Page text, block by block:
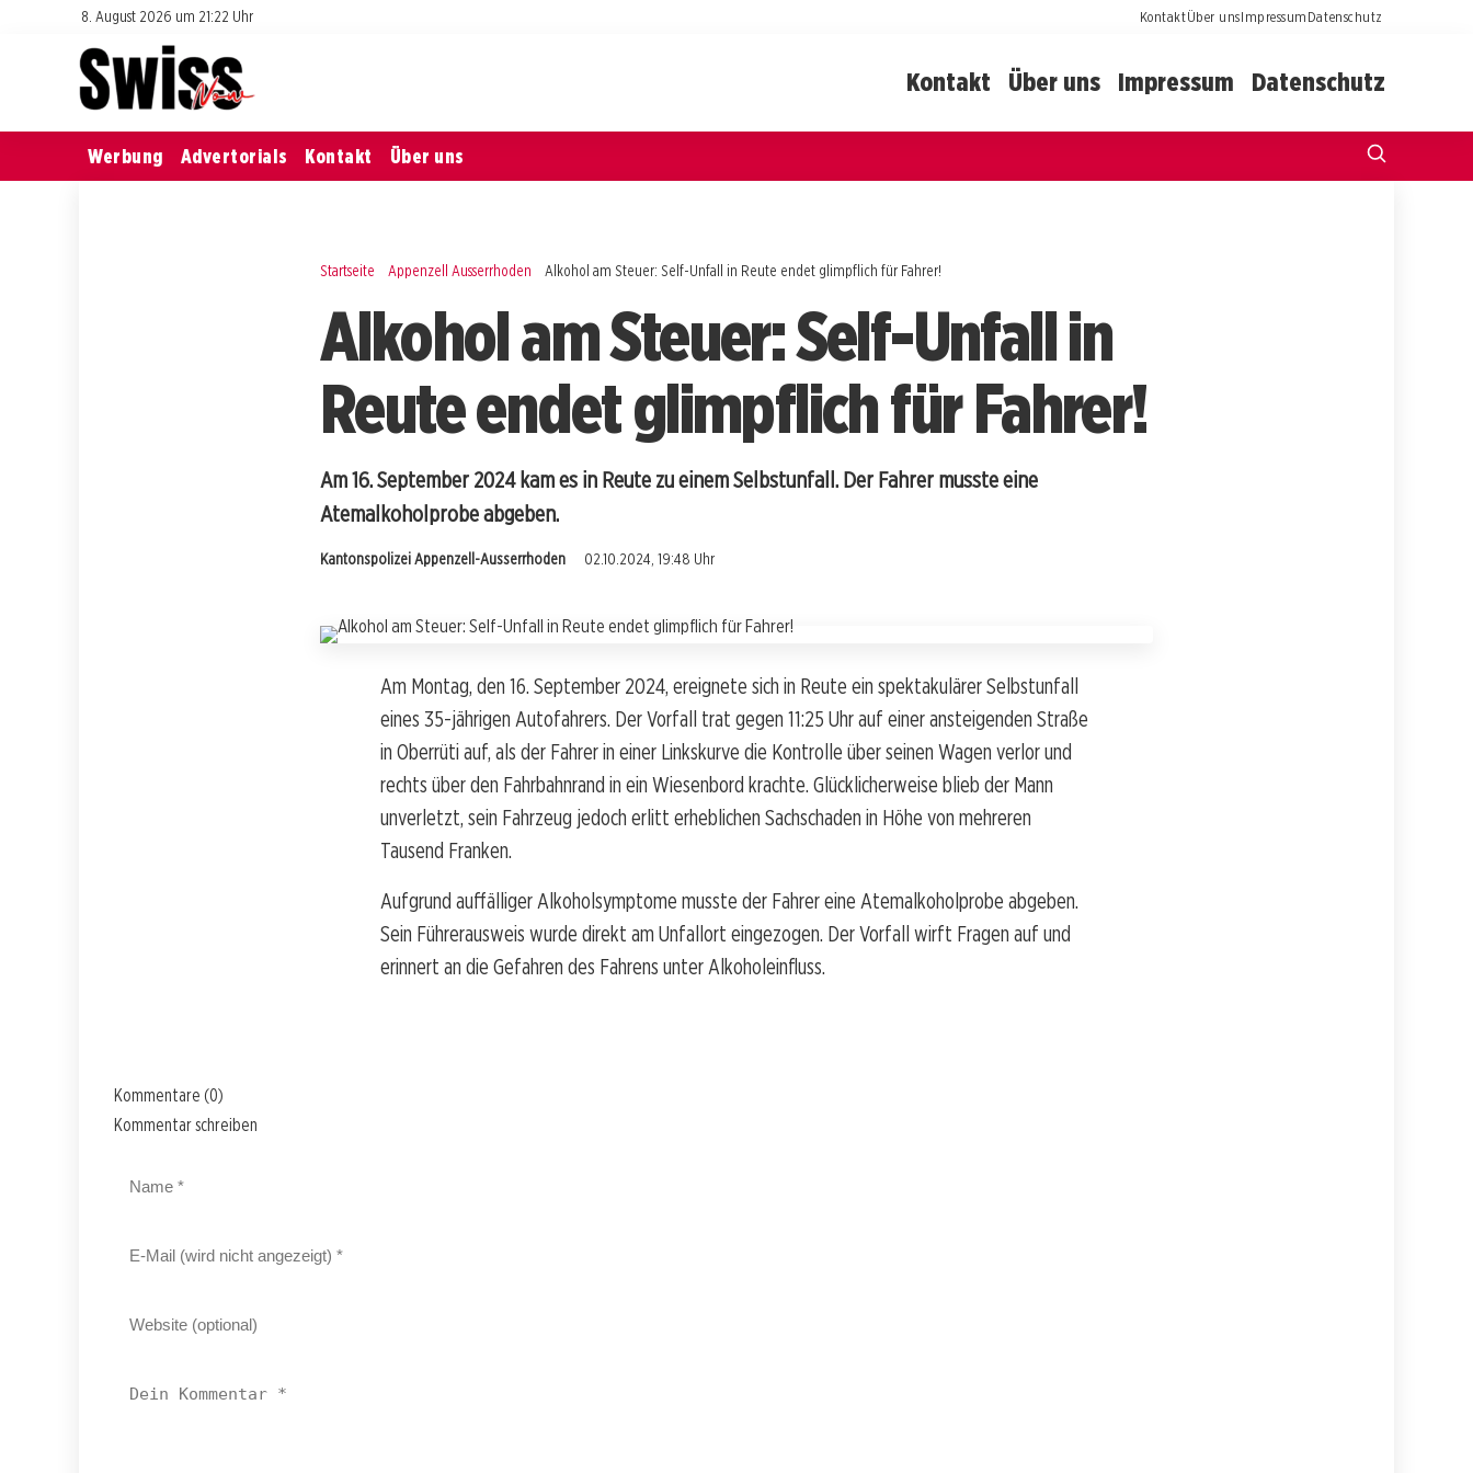
8. August 2026 um 21:22 Uhr KontaktÜber unsImpressumDatenschutz
Kontakt Über uns Impressum Datenschutz
Werbung Advertorials Kontakt Über uns
Startseite Appenzell Ausserrhoden Alkohol am Steuer: Self-Unfall in Reute endet glimpflich für Fahrer!
Alkohol am Steuer: Self-Unfall in
Reute endet glimpflich für Fahrer!
Am 16. September 2024 kam es in Reute zu einem Selbstunfall. Der Fahrer musste eine
Atemalkoholprobe abgeben.
Kantonspolizei Appenzell-Ausserrhoden 02.10.2024, 19:48 Uhr
Am Montag, den 16. September 2024, ereignete sich in Reute ein spektakulärer Selbstunfall
eines 35-jährigen Autofahrers. Der Vorfall trat gegen 11:25 Uhr auf einer ansteigenden Straße
in Oberrüti auf, als der Fahrer in einer Linkskurve die Kontrolle über seinen Wagen verlor und
rechts über den Fahrbahnrand in ein Wiesenbord krachte. Glücklicherweise blieb der Mann
unverletzt, sein Fahrzeug jedoch erlitt erheblichen Sachschaden in Höhe von mehreren
Tausend Franken.
Aufgrund auffälliger Alkoholsymptome musste der Fahrer eine Atemalkoholprobe abgeben.
Sein Führerausweis wurde direkt am Unfallort eingezogen. Der Vorfall wirft Fragen auf und
erinnert an die Gefahren des Fahrens unter Alkoholeinfluss.
Kommentare (0)
Kommentar schreiben